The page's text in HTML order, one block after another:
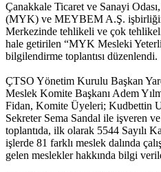
Çanakkale Ticaret ve Sanayi
(MYK) ve MEYBEM A.Ş.
Merkezinde tehlikeli ve çok
hale getirilen “MYK Mesleki
bilgilendirme toplantısı düzenlendi.
ÇTSO Yönetim Kurulu Başkan
Meslek Komite Başkanı Adem
Fidan, Komite Üyeleri; Kudbettin
Sekreter Sema Sandal ile işveren
toplantıda, ilk olarak 5544 Sayılı
işlerde 81 farklı meslek dalında
gelen meslekler hakkında bilgi